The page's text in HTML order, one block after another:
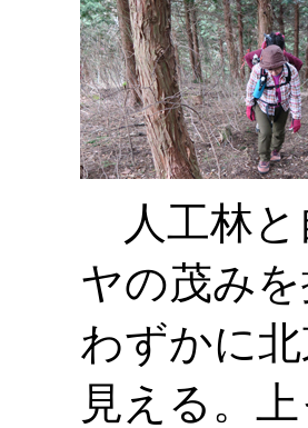
人工林と
ヤの茂み
わずかに
見える。